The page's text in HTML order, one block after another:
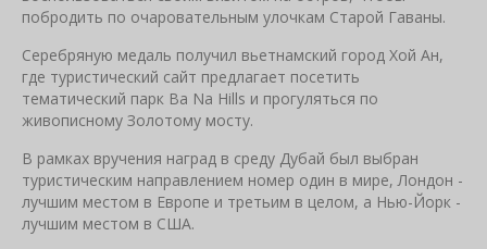
побродить по очаровательным улочкам Старой Гаваны.
Серебряную медаль получил вьетнамский город Хой Ан,
где туристический сайт предлагает посетить
тематический парк Ba Na Hills и прогуляться по
живописному Золотому мосту.
В рамках вручения наград в среду Дубай был выбран
туристическим направлением номер один в мире, Лондон -
лучшим местом в Европе и третьим в целом, а Нью-Йорк -
лучшим местом в США.